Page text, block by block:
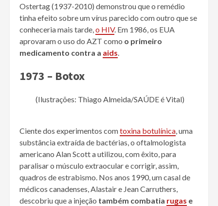
Ostertag (1937-2010) demonstrou que o remédio
tinha efeito sobre um vírus parecido com outro que se
conheceria mais tarde,o HIV. Em 1986, os EUA
aprovaram o uso do AZT como o primeiro
medicamento contra a aids.
1973 – Botox
(Ilustrações: Thiago Almeida/SAÚDE é Vital)
Ciente dos experimentos comtoxina botulínica, uma
substância extraída de bactérias, o oftalmologista
americano Alan Scott a utilizou, com êxito, para
paralisar o músculo extraocular e corrigir, assim,
quadros de estrabismo. Nos anos 1990, um casal de
médicos canadenses, Alastair e Jean Carruthers,
descobriu que a injeção também combatia rugas e